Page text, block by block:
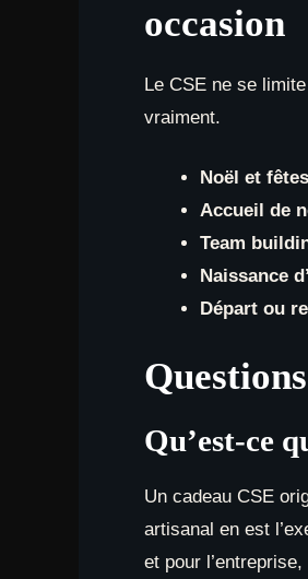
occasion
Le CSE ne se
vraiment.
Noël et
Accueil de
Team
Naissance
Départ ou
Qu’est-ce
Un cadeau CSE
artisanal en est
et pour